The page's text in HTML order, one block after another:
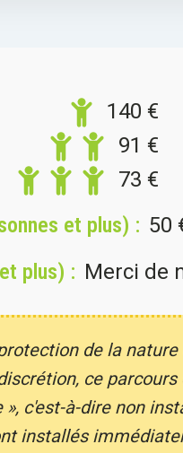
140 €
91 €
73 €
et plus) : 50
plus) : Merci de
de la nature
ce
c'est-à-dire non
installés